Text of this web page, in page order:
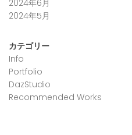
2024年6月
2024年5月
カテゴリー
Info
Portfolio
DazStudio
Recommended Works